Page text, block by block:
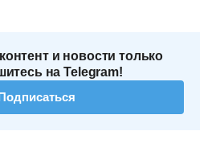
и новости только
на Telegram!